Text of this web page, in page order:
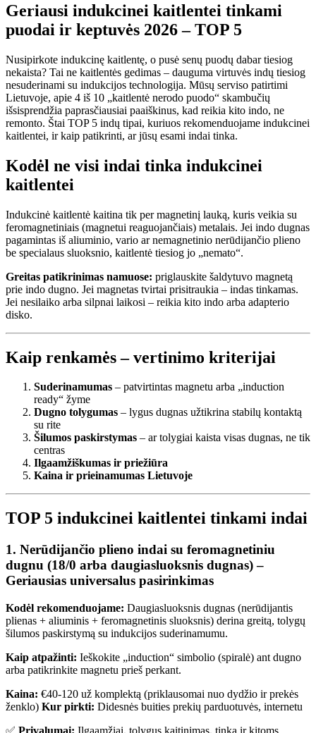
Geriausi indukcinei kaitlentei tinkami
puodai ir keptuvės 2026 – TOP 5
Nusipirkote indukcinę kaitlentę, o pusė senų puodų dabar tiesiog
nekaista? Tai ne kaitlentės gedimas – dauguma virtuvės indų tiesiog
nesuderinami su indukcijos technologija. Mūsų serviso patirtimi
Lietuvoje, apie 4 iš 10 „kaitlentė nerodo puodo“ skambučių
išsisprendžia paprasčiausiai paaiškinus, kad reikia kito indo, ne
remonto. Štai TOP 5 indų tipai, kuriuos rekomenduojame indukcinei
kaitlentei, ir kaip patikrinti, ar jūsų esami indai tinka.
Kodėl ne visi indai tinka indukcinei
kaitlentei
Indukcinė kaitlentė kaitina tik per magnetinį lauką, kuris veikia su
feromagnetiniais (magnetui reaguojančiais) metalais. Jei indo dugnas
pagamintas iš aliuminio, vario ar nemagnetinio nerūdijančio plieno
be specialaus sluoksnio, kaitlentė tiesiog jo „nemato“.
Greitas patikrinimas namuose: priglauskite šaldytuvo magnetą
prie indo dugno. Jei magnetas tvirtai prisitraukia – indas tinkamas.
Jei nesilaiko arba silpnai laikosi – reikia kito indo arba adapterio
disko.
Kaip renkamės – vertinimo kriterijai
Suderinamumas – patvirtintas magnetu arba „induction
ready“ žyme
Dugno tolygumas – lygus dugnas užtikrina stabilų kontaktą
su rite
Šilumos paskirstymas – ar tolygiai kaista visas dugnas, ne tik
centras
Ilgaamžiškumas ir priežiūra
Kaina ir prieinamumas Lietuvoje
TOP 5 indukcinei kaitlentei tinkami indai
1. Nerūdijančio plieno indai su feromagnetiniu
dugnu (18/0 arba daugiasluoksnis dugnas) –
Geriausias universalus pasirinkimas
Kodėl rekomenduojame: Daugiasluoksnis dugnas (nerūdijantis
plienas + aliuminis + feromagnetinis sluoksnis) derina greitą, tolygų
šilumos paskirstymą su indukcijos suderinamumu.
Kaip atpažinti: Ieškokite „induction“ simbolio (spiralė) ant dugno
arba patikrinkite magnetu prieš perkant.
Kaina: €40-120 už komplektą (priklausomai nuo dydžio ir prekės
ženklo) Kur pirkti: Didesnės buities prekių parduotuvės, internetu
✅ Privalumai: Ilgaamžiai, tolygus kaitinimas, tinka ir kitoms